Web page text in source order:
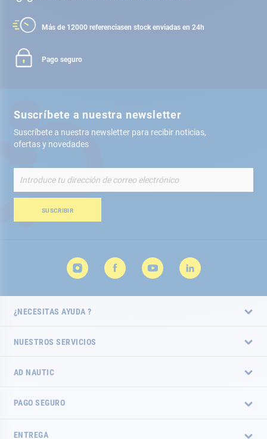
Más de 12000 referenciasen stock enviadas en 24h
Pago seguro
Suscríbete a nuestra newsletter
Suscríbete a nuestra newsletter para recibir noticias,
ofertas y novedades
nuestro
de
SUSCRIBIR
¿NECESITAS AYUDA ?
NUESTROS SERVICIOS
AD NAUTIC
PAGO SEGURO
ENTREGA